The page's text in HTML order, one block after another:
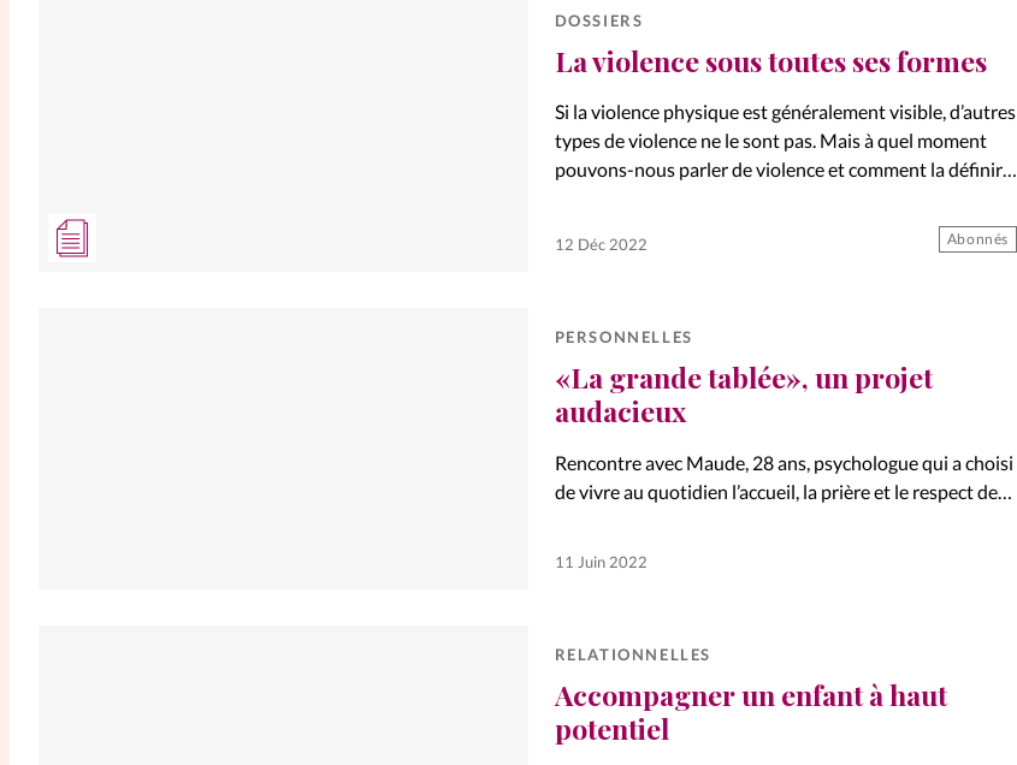
DOSSIERS
La violence sous toutes ses formes
Si la violence physique est généralement visible, d’autres
types de violence ne le sont pas. Mais à quel moment
pouvons-nous parler de violence et comment la définir?
12 Déc 2022 Abonnés
PERSONNELLES
«La grande tablée», un projet
audacieux
Rencontre avec Maude, 28 ans, psychologue qui a choisi
de vivre au quotidien l’accueil, la prière et le respect de
11 Juin 2022
RELATIONNELLES
Accompagner un enfant à haut
potentiel